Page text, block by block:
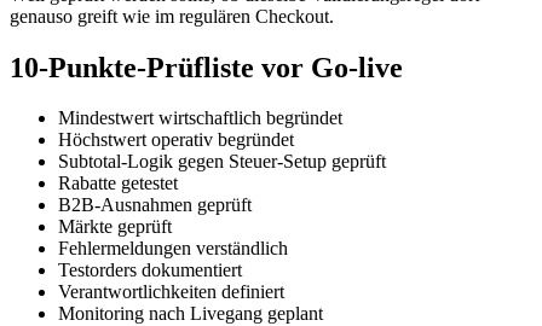
genauso greift wie im regulären Checkout.
10-Punkte-Prüfliste vor Go-live
Mindestwert wirtschaftlich begründet
Höchstwert operativ begründet
Subtotal-Logik gegen Steuer-Setup geprüft
Rabatte getestet
B2B-Ausnahmen geprüft
Märkte geprüft
Fehlermeldungen verständlich
Testorders dokumentiert
Verantwortlichkeiten definiert
Monitoring nach Livegang geplant